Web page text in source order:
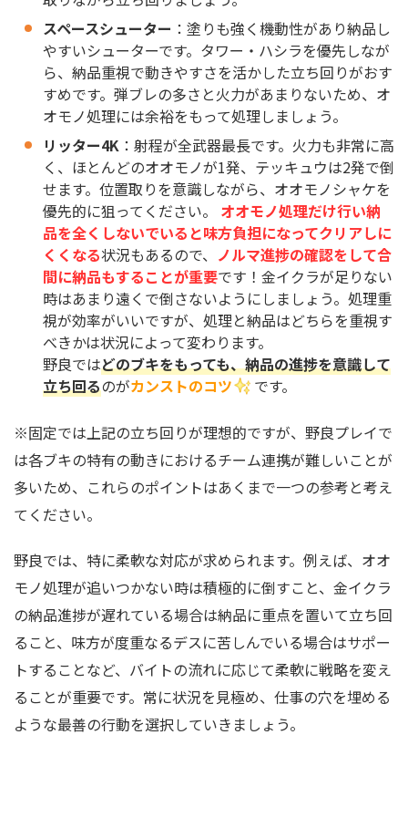
スペースシューター ：塗りも強く機動性があり納品し
やすいシューターです。タワー・ハシラを優先しなが
ら、納品重視で動きやすさを活かした立ち回りがおす
すめです。弾ブレの多さと火力があまりないため、オ
オモノ処理には余裕をもって処理しましょう。
リッター4K ：射程が全武器最長です。火力も非常に高
く、ほとんどのオオモノが1発、テッキュウは2発で倒
せます。位置取りを意識しながら、オオモノシャケを
優先的に狙ってください。 オオモノ処理だけ行い納
品を全くしないでいると味方負担になってクリアしに
くくなる状況もあるので、 ノルマ進捗の確認をして合
間に納品もすることが重要です！金イクラが足りない
時はあまり遠くで倒さないようにしましょう。処理重
視が効率がいいですが、処理と納品はどちらを重視す
べきかは状況によって変わります。
野良ではどのブキをもっても、納品の進捗を意識して
立ち回るのがカンストのコツ です。​​
※固定では上記の立ち回りが理想的ですが、野良プレイで
は各ブキの特有の動きにおけるチーム連携が難しいことが
多いため、これらのポイントはあくまで一つの参考と考え
てください。
野良では、特に柔軟な対応が求められます。例えば、オオ
モノ処理が追いつかない時は積極的に倒すこと、金イクラ
の納品進捗が遅れている場合は納品に重点を置いて立ち回
ること、味方が度重なるデスに苦しんでいる場合はサポー
トすることなど、バイトの流れに応じて柔軟に戦略を変え
ることが重要です。常に状況を見極め、仕事の穴を埋める
ような最善の行動を選択していきましょう。